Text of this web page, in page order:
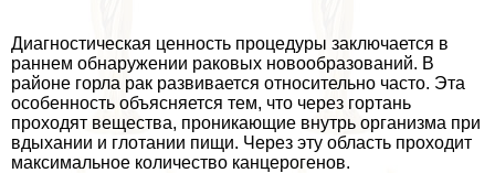
Диагностическая ценность процедуры заключается в
раннем обнаружении paковых новообразований. В
районе горла paк развивается относительно часто. Эта
особенность объясняется тем, что через гортань
проходят вещества, проникающие внутрь организма при
вдыхании и глотании пищи. Через эту область проходит
максимальное количество канцерогенов.